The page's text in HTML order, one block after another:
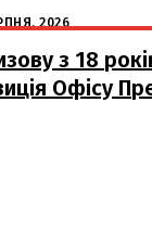
2026
з 18
Офісу